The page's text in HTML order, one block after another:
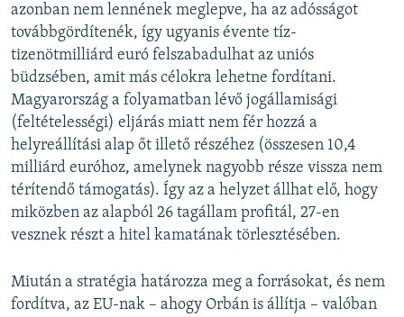
azonban nem lennének meglepve, ha az adósságot
továbbgördítenék, így ugyanis évente tíz-
tizenötmilliárd euró felszabadulhat az uniós
büdzsében, amit más célokra lehetne fordítani.
Magyarország a folyamatban lévő jogállamisági
(feltételességi) eljárás miatt nem fér hozzá a
helyreállítási alap őt illető részéhez (összesen 10,4
milliárd euróhoz, amelynek nagyobb része vissza nem
térítendő támogatás). Így az a helyzet állhat elő, hogy
miközben az alapból 26 tagállam profitál, 27-en
vesznek részt a hitel kamatának törlesztésében.
Miután a stratégia határozza meg a forrásokat, és nem
fordítva, az EU-nak – ahogy Orbán is állítja – valóban